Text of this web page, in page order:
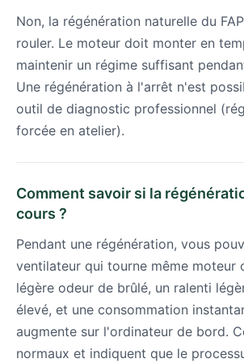
Non, la régénération naturelle du
rouler. Le moteur doit monter en
maintenir un régime suffisant
Une régénération à l'arrêt n'est
outil de diagnostic professionnel
forcée en atelier).
Comment savoir si la
cours ?
Pendant une régénération, vous
ventilateur qui tourne même moteur
légère odeur de brûlé, un ralenti
élevé, et une consommation
augmente sur l'ordinateur de bord.
normaux et indiquent que le